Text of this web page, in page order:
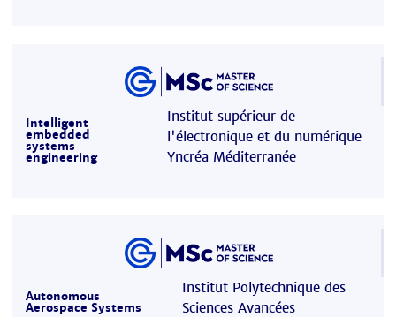
Intelligent
embedded
systems
engineering
Institut supérieur de
l'électronique et du numérique
Yncréa Méditerranée
Autonomous
Aerospace Systems
Institut Polytechnique des
Sciences Avancées